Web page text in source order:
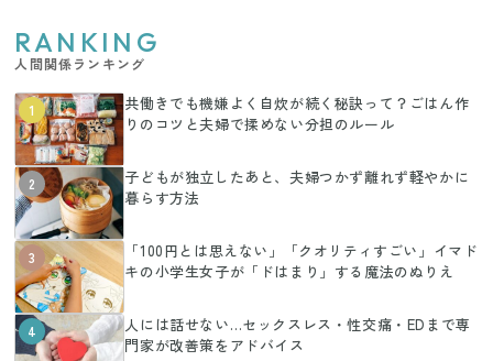
RANKING
人間関係ランキング
1
共働きでも機嫌よく自炊が続く秘訣って？ごはん作
りのコツと夫婦で揉めない分担のルール
2
子どもが独立したあと、夫婦つかず離れず軽やかに
暮らす方法
3
「100円とは思えない」「クオリティすごい」イマド
キの小学生女子が「ドはまり」する魔法のぬりえ
4
人には話せない…セックスレス・性交痛・EDまで専
門家が改善策をアドバイス